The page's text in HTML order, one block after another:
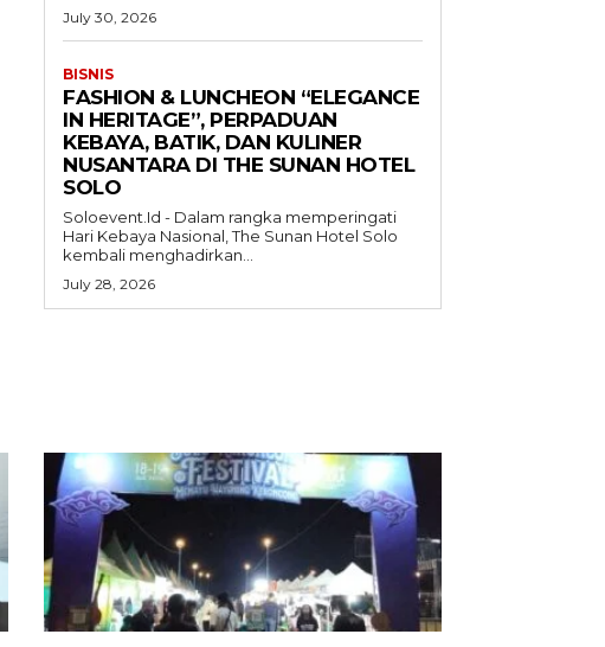
July 30, 2026
BISNIS
FASHION & LUNCHEON “ELEGANCE
IN HERITAGE”, PERPADUAN
KEBAYA, BATIK, DAN KULINER
NUSANTARA DI THE SUNAN HOTEL
SOLO
Soloevent.Id - Dalam rangka memperingati
Hari Kebaya Nasional, The Sunan Hotel Solo
kembali menghadirkan...
July 28, 2026